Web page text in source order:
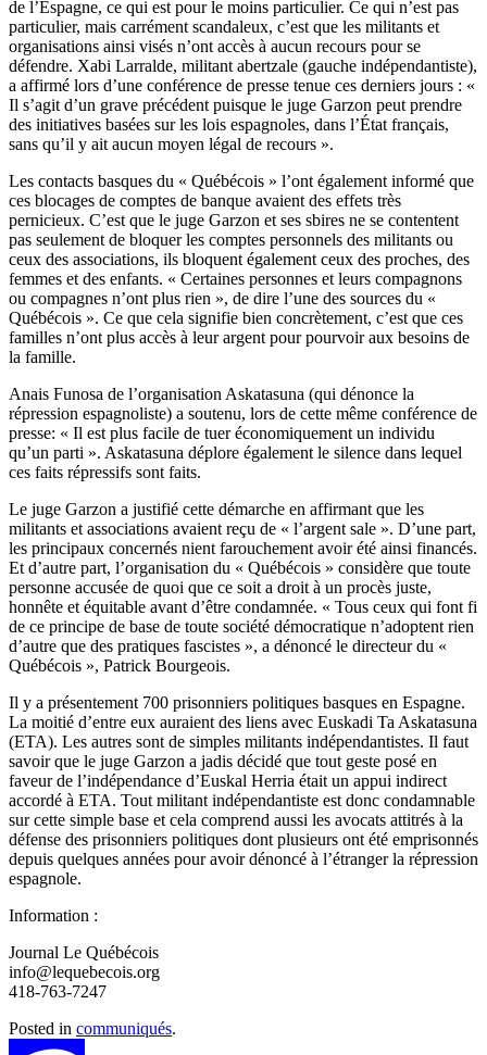
de l’Espagne, ce qui est pour le moins particulier. Ce qui n’est pas
particulier, mais carrément scandaleux, c’est que les militants et
organisations ainsi visés n’ont accès à aucun recours pour se
défendre. Xabi Larralde, militant abertzale (gauche indépendantiste),
a affirmé lors d’une conférence de presse tenue ces derniers jours : «
Il s’agit d’un grave précédent puisque le juge Garzon peut prendre
des initiatives basées sur les lois espagnoles, dans l’État français,
sans qu’il y ait aucun moyen légal de recours ».
Les contacts basques du « Québécois » l’ont également informé que
ces blocages de comptes de banque avaient des effets très
pernicieux. C’est que le juge Garzon et ses sbires ne se contentent
pas seulement de bloquer les comptes personnels des militants ou
ceux des associations, ils bloquent également ceux des proches, des
femmes et des enfants. « Certaines personnes et leurs compagnons
ou compagnes n’ont plus rien », de dire l’une des sources du «
Québécois ». Ce que cela signifie bien concrètement, c’est que ces
familles n’ont plus accès à leur argent pour pourvoir aux besoins de
la famille.
Anais Funosa de l’organisation Askatasuna (qui dénonce la
répression espagnoliste) a soutenu, lors de cette même conférence de
presse: « Il est plus facile de tuer économiquement un individu
qu’un parti ». Askatasuna déplore également le silence dans lequel
ces faits répressifs sont faits.
Le juge Garzon a justifié cette démarche en affirmant que les
militants et associations avaient reçu de « l’argent sale ». D’une part,
les principaux concernés nient farouchement avoir été ainsi financés.
Et d’autre part, l’organisation du « Québécois » considère que toute
personne accusée de quoi que ce soit a droit à un procès juste,
honnête et équitable avant d’être condamnée. « Tous ceux qui font fi
de ce principe de base de toute société démocratique n’adoptent rien
d’autre que des pratiques fascistes », a dénoncé le directeur du «
Québécois », Patrick Bourgeois.
Il y a présentement 700 prisonniers politiques basques en Espagne.
La moitié d’entre eux auraient des liens avec Euskadi Ta Askatasuna
(ETA). Les autres sont de simples militants indépendantistes. Il faut
savoir que le juge Garzon a jadis décidé que tout geste posé en
faveur de l’indépendance d’Euskal Herria était un appui indirect
accordé à ETA. Tout militant indépendantiste est donc condamnable
sur cette simple base et cela comprend aussi les avocats attitrés à la
défense des prisonniers politiques dont plusieurs ont été emprisonnés
depuis quelques années pour avoir dénoncé à l’étranger la répression
espagnole.
Information :
Journal Le Québécois
info@lequebecois.org
418-763-7247
Posted in communiqués.